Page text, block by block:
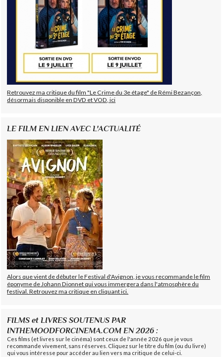
Retrouvez ma critique du film "Le Crime du 3e étage" de Rémi Bezançon,
désormais disponible en DVD et VOD, ici
LE FILM EN LIEN AVEC L'ACTUALITÉ
Alors que vient de débuter le Festival d'Avignon, je vous recommande le film
éponyme de Johann Dionnet qui vous immergera dans l'atmosphère du
festival. Retrouvez ma critique en cliquant ici.
FILMS et LIVRES SOUTENUS PAR
INTHEMOODFORCINEMA.COM EN 2026 :
Ces films (et livres sur le cinéma) sont ceux de l'année 2026 que je vous
recommande vivement, sans réserves. Cliquez sur le titre du film (ou du livre)
qui vous intéresse pour accéder au lien vers ma critique de celui-ci.